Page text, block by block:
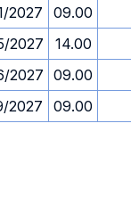
2027 09.00
2027 14.00
2027 09.00
2027 09.00